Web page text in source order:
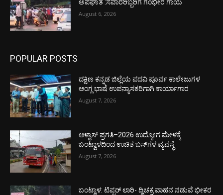
ಅಪಘಾತ :ಸವಾರರಿಬ್ಬರಿಗೆ ಗಂಭೀರ ಗಾಯ
August 6, 2026
POPULAR POSTS
ದಕ್ಷಿಣ ಕನ್ನಡ ಜಿಲ್ಲೆಯ ಪದವಿ ಪೂರ್ವ ಕಾಲೇಜುಗಳ
ಆಂಗ್ಲ ಭಾಷೆ ಉಪನ್ಯಾಸಕರಿಗಾಗಿ ಕಾರ್ಯಾಗಾರ
August 7, 2026
ಆಳ್ವಾಸ್ ಪ್ರಗತಿ–2026 ಉದ್ಯೋಗ ಮೇಳಕ್ಕೆ
ಬಂಟ್ವಾಳದಿಂದ ಉಚಿತ ಬಸ್‌ಗಳ ವ್ಯವಸ್ಥೆ
August 7, 2026
ಬಂಟ್ವಾಳ: ಟಿಪ್ಪರ್ ಲಾರಿ- ದ್ವಿಚಕ್ರ ವಾಹನ ನಡುವೆ ಭೀಕರ